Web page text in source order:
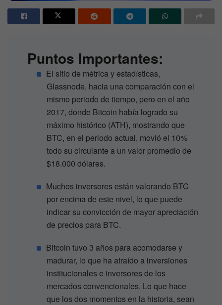
Puntos Importantes:
El sitio de métrica y estadísticas,
Glassnode, hacia una comparación con el
mismo periodo de tiempo, pero en el año
2017, donde Bitcoin había logrado su
máximo histórico (ATH), mostrando que
BTC, en el periodo actual, movió el 10%
todo su circulante a un valor promedio de
$18.000 dólares.
Muchos inversores están valorando BTC
por encima de este nivel, lo que puede
indicar su convicción de mayor apreciación
de precios para BTC.
Bitcoin tuvo 3 años para acomodarse y
madurar, lo que ha atraído a inversiones
institucionales e inversores de los
mercados convencionales. Lo que hace
que los dos momentos en la historia, sean